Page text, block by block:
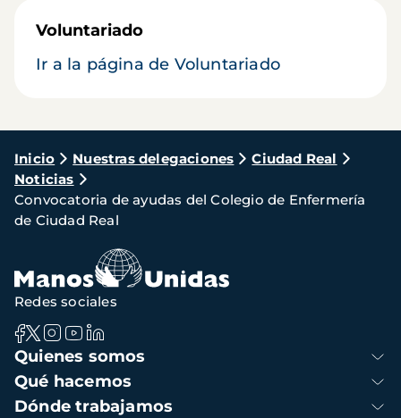
Voluntariado
Ir a la página de Voluntariado
Ruta
de
navegación
Inicio Nuestras delegaciones
Ciudad Real
Noticias
Convocatoria de ayudas del Colegio de Enfermería
de Ciudad Real
Navegación
principal
Quienes somos
Qué hacemos
Dónde trabajamos
Redes sociales